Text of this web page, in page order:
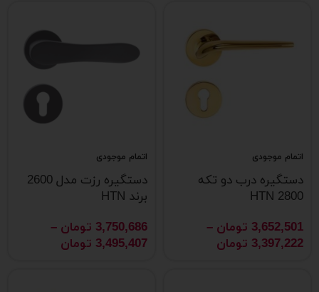
اتمام موجودی
دستگیره درب دو تکه
2800 HTN
3,652,501 تومان –
3,397,222 تومان
اتمام موجودی
دستگیره رزت مدل 2600
برند HTN
3,750,686 تومان –
3,495,407 تومان